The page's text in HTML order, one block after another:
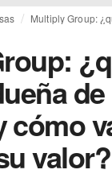
de
cómo
valor?